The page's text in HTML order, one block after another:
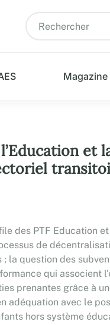
Magazine
et
des PTF Education
de
la question des
qui associent
prenantes grâce à
adéquation avec le
hors système